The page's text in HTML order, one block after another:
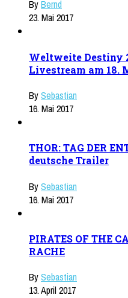
ByBernd
23. Mai 2017
Weltweite Destiny
Livestream am 18.
BySebastian
16. Mai 2017
THOR: TAG DER
deutsche Trailer
BySebastian
16. Mai 2017
PIRATES OF THE
RACHE
BySebastian
13. April 2017